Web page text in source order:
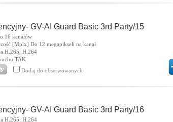
GV-AI Guard Basic 3rd Party/15
16 kanałów
[Mpix] Do 12 megapikseli na kanał
H.265, H.264
TAK
Dodaj do obserwowanych
GV-AI Guard Basic 3rd Party/16
H.265, H.264